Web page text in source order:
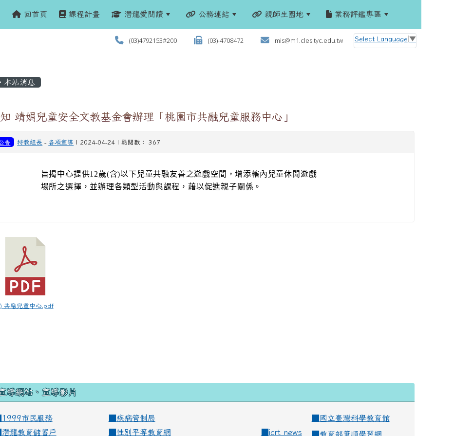
回首頁 課程計畫 潛龍愛閱讀 公務連結 親師生園地 業務評鑑專區
(03)4792153#200 (03)-4708472 mis@m1.cles.tyc.edu.tw Select Language ▼
本站消息
靖娟兒童安全文教基金會辦理「桃園市共融兒童服務中心」
告 特教組長 - 各項宣導 | 2024-04-24 | 點閱數： 367
旨揭中心提供12歲(含)以下兒童共融友善之遊戲空間，增添轄內兒童休閒遊戲
場所之選擇，並辦理各類型活動與課程，藉以促進親子關係。
共融兒童中心.pdf
導網站、宣導影片
市民服務 疾病管制局
國立臺灣科學教育館
潛龍教育儲蓄戶 性別平等教育網 icrt news
教育部筆順學習網